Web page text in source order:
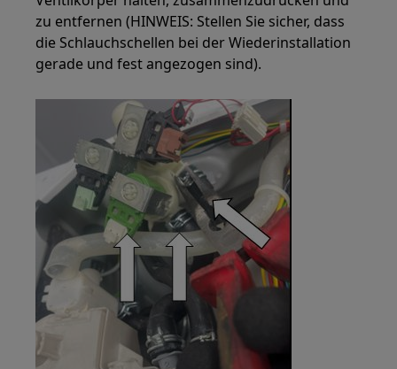
zu entfernen (HINWEIS: Stellen Sie sicher, dass
die Schlauchschellen bei der Wiederinstallation
gerade und fest angezogen sind).